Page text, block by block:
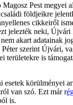
Pest megyei
földjeikre
cikkeiről
jelezték neki, Újvári
akart adatainak
szerint Újvári,
területekre is
esetek körülményei
van szó. Ezt már r
is.